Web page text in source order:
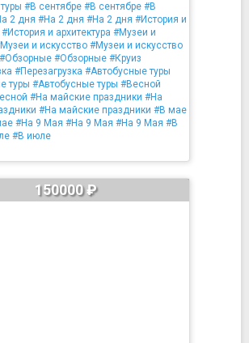
#В сентябре #В сентябре #В
2 дня #На 2 дня #На 2 дня #История и
#История и архитектура #Музеи и
и искусство #Музеи и искусство
#Обзорные #Обзорные #Круиз
#Перезагрузка #Автобусные туры
туры #Автобусные туры #Весной
#На майские праздники #На
#На майские праздники #В мае
#На 9 Мая #На 9 Мая #На 9 Мая #В
#В июле
150000 ₽